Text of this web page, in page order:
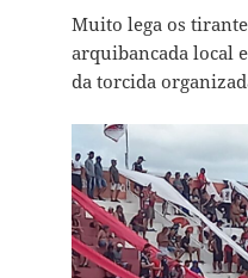
Muito lega os
arquibancada local
da torcida